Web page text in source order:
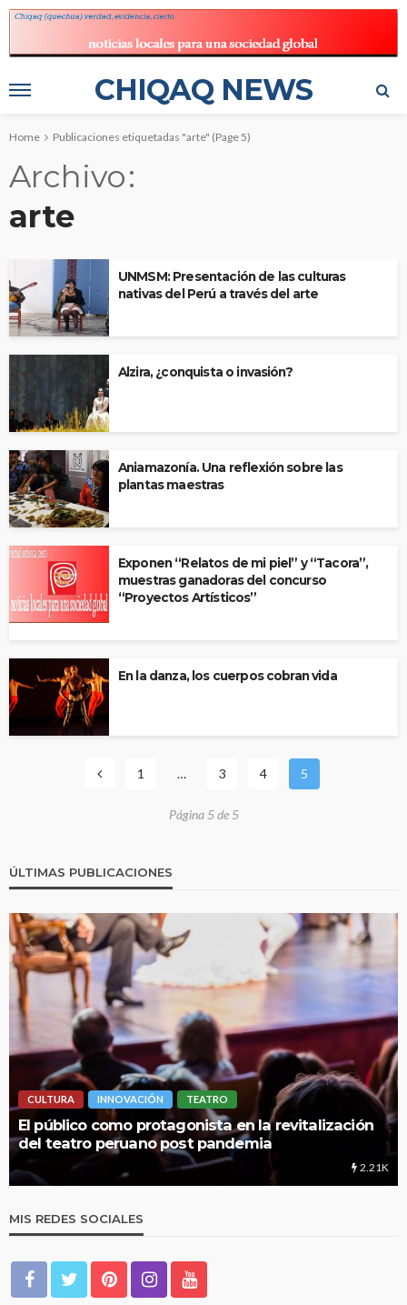
CHIQAQ NEWS
Home Publicaciones etiquetadas "arte" (Page 5)
Archivo
arte
UNMSM: Presentación de las culturas
nativas del Perú a través del arte
Alzira, ¿conquista o invasión?
Aniamazonía. Una reflexión sobre las
plantas maestras
Exponen “Relatos de mi piel” y “Tacora”,
muestras ganadoras del concurso
“Proyectos Artísticos”
En la danza, los cuerpos cobran vida
1 … 3 4 5
Página 5 de 5
ÚLTIMAS PUBLICACIONES
en la revitalización
LIMA HIPERLOCAL
UNMSM: Cuando una
educación
MIS REDES SOCIALES